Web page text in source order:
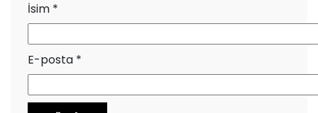
İsim *
E-posta *